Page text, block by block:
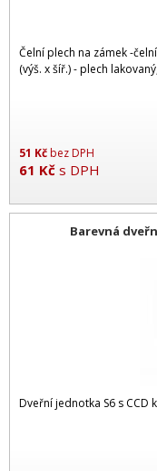
Čelní plech na zámek -
(výš. x šíř.) - plech
51 Kčbez DPH
61 Kč s DPH
Barevná
Dveřní jednotka S6 s CCD